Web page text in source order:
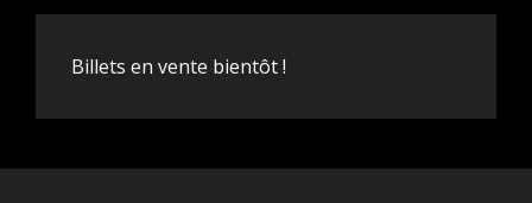
Billets en vente bientôt !